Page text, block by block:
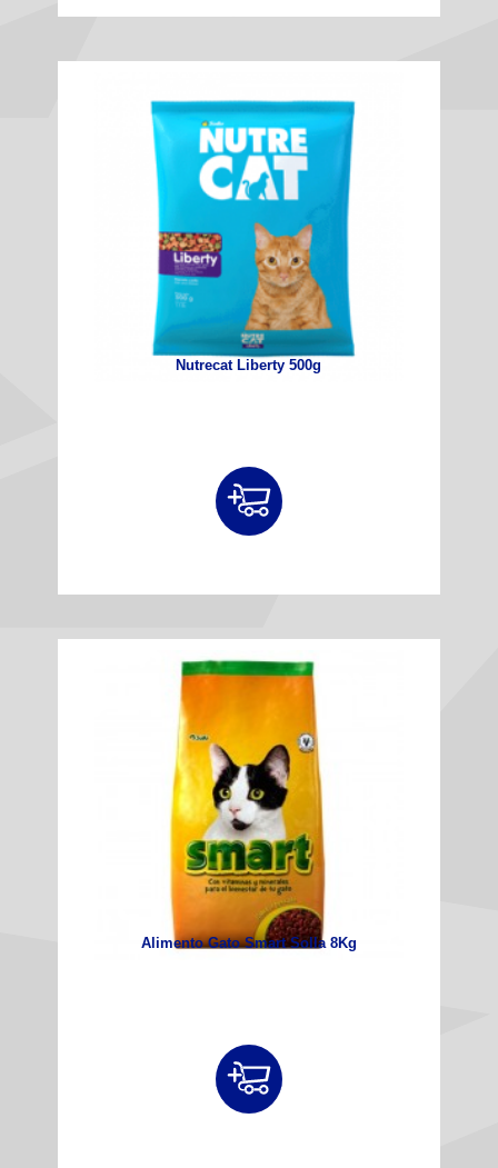
Nutrecat Liberty 500g
Alimento Gato Smart Solla 8Kg